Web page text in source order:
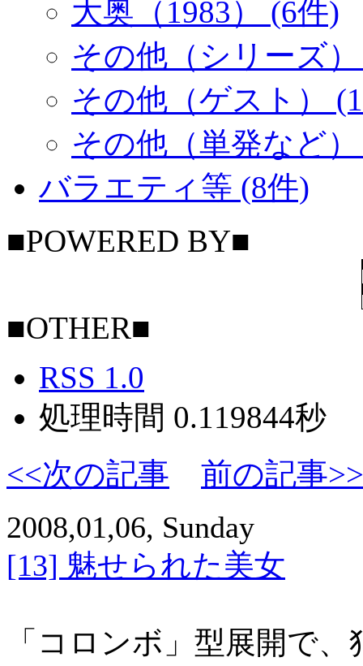
大奥（1983） (6件)
その他（シリーズ
その他（ゲスト）
その他（単発など
バラエティ等 (8件)
■POWERED BY■
■OTHER■
RSS 1.0
処理時間 0.119844秒
<<次の記事
前の記事>>
2008,01,06, Sunday
[13] 魅せられた美女
「コロンボ」型展開で